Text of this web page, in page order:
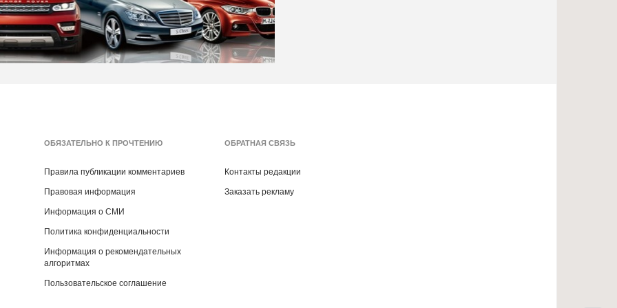
ОБЯЗАТЕЛЬНО К ПРОЧТЕНИЮ
Правила публикации комментариев
Правовая информация
Информация о СМИ
Политика конфиденциальности
Информация о рекомендательных
алгоритмах
Пользовательское соглашение
ОБРАТНАЯ СВЯЗЬ
Контакты редакции
Заказать рекламу